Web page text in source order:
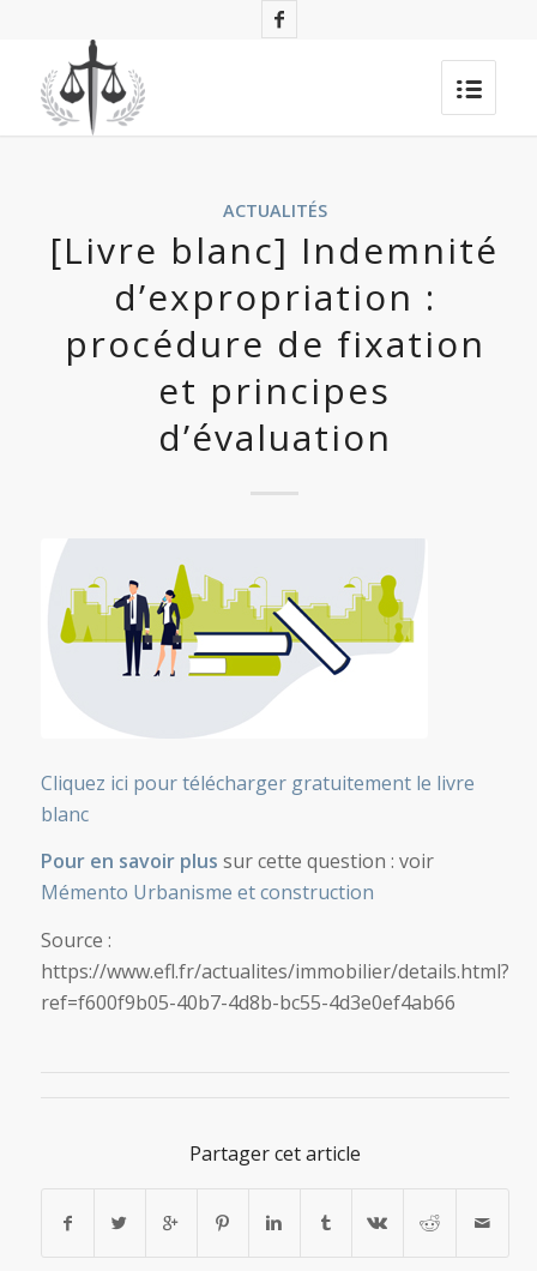
ACTUALITÉS
[Livre blanc] Indemnité
d’expropriation :
procédure de fixation
et principes
d’évaluation
Cliquez ici pour télécharger gratuitement le livre
blanc
Pour en savoir plus sur cette question : voir
Mémento Urbanisme et construction
Source :
https://www.efl.fr/actualites/immobilier/details.html?
ref=f600f9b05-40b7-4d8b-bc55-4d3e0ef4ab66
Partager cet article